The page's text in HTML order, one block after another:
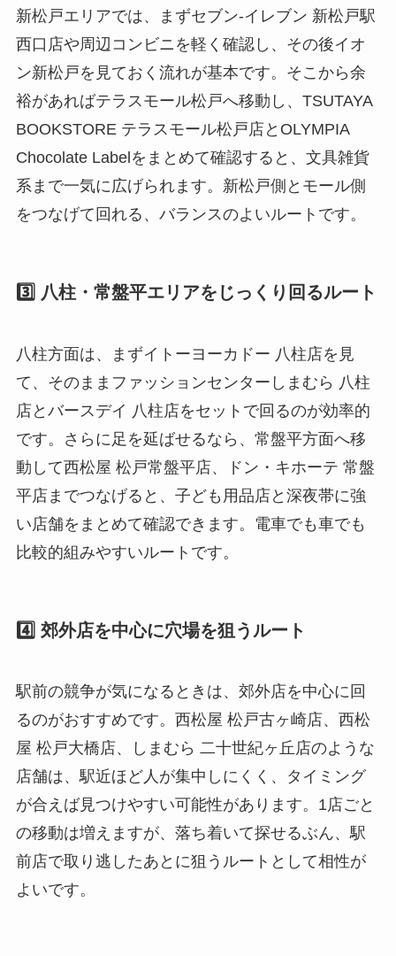
新松戸エリアでは、まずセブン‐イレブン 新松戸駅
西口店や周辺コンビニを軽く確認し、その後イオ
ン新松戸を見ておく流れが基本です。そこから余
裕があればテラスモール松戸へ移動し、TSUTAYA
BOOKSTORE テラスモール松戸店とOLYMPIA
Chocolate Labelをまとめて確認すると、文具雑貨
系まで一気に広げられます。新松戸側とモール側
をつなげて回れる、バランスのよいルートです。
3️⃣ 八柱・常盤平エリアをじっくり回るルート
八柱方面は、まずイトーヨーカドー 八柱店を見
て、そのままファッションセンターしまむら 八柱
店とバースデイ 八柱店をセットで回るのが効率的
です。さらに足を延ばせるなら、常盤平方面へ移
動して西松屋 松戸常盤平店、ドン・キホーテ 常盤
平店までつなげると、子ども用品店と深夜帯に強
い店舗をまとめて確認できます。電車でも車でも
比較的組みやすいルートです。
4️⃣ 郊外店を中心に穴場を狙うルート
駅前の競争が気になるときは、郊外店を中心に回
るのがおすすめです。西松屋 松戸古ヶ崎店、西松
屋 松戸大橋店、しまむら 二十世紀ヶ丘店のような
店舗は、駅近ほど人が集中しにくく、タイミング
が合えば見つけやすい可能性があります。1店ごと
の移動は増えますが、落ち着いて探せるぶん、駅
前店で取り逃したあとに狙うルートとして相性が
よいです。